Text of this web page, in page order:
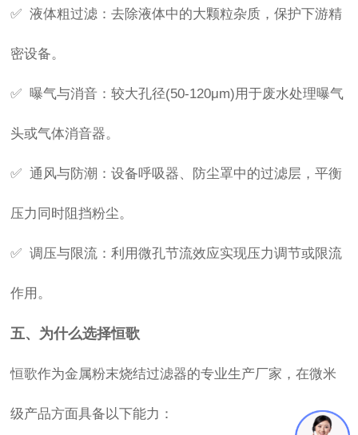
✅ 液体粗过滤：去除液体中的大颗粒杂质，保护下游精
密设备。
✅ 曝气与消音：较大孔径(50-120μm)用于废水处理曝气
头或气体消音器。
✅ 通风与防潮：设备呼吸器、防尘罩中的过滤层，平衡
压力同时阻挡粉尘。
✅ 调压与限流：利用微孔节流效应实现压力调节或限流
作用。
五、为什么选择恒歌
恒歌作为金属粉末烧结过滤器的专业生产厂家，在微米
级产品方面具备以下能力：